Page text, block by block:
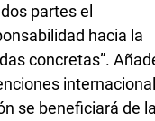
partes el
hacia la
concretas”.
se beneficiará de la